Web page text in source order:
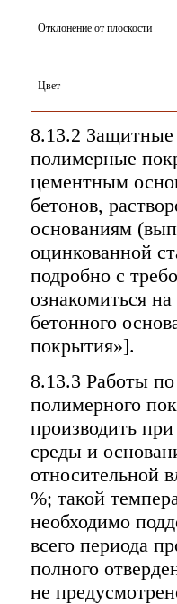
Отклонение от плоскости
Цвет
8.13.2
полимерные
цементным
бетонов,
основаниям
оцинкованной
подробно с
ознакомиться
бетонного
покрытия»].
8.13.3 Работы
полимерного
производить
среды и
относительной
%; такой
необходимо
всего периода
полного
не